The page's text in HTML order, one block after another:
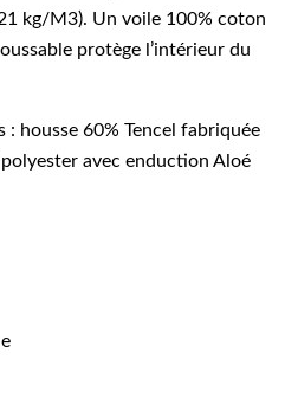
kg/M3). Un voile 100% coton
protège l’intérieur du
: housse 60% Tencel fabriquée
avec enduction Aloé